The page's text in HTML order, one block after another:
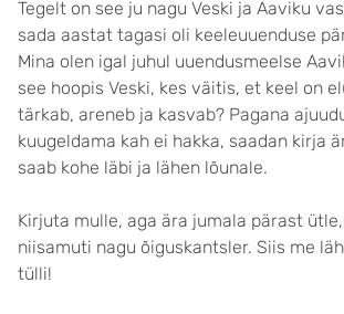
Tegelt on see ju nagu Veski ja Aaviku
sada aastat tagasi oli keeleuuenduse
Mina olen igal juhul uuendusmeelse
see hoopis Veski, kes väitis, et keel on
tärkab, areneb ja kasvab? Pagana
kuugeldama kah ei hakka, saadan kirja
saab kohe läbi ja lähen lõunale.
Kirjuta mulle, aga ära jumala pärast
niisamuti nagu õiguskantsler. Siis me
tülli!